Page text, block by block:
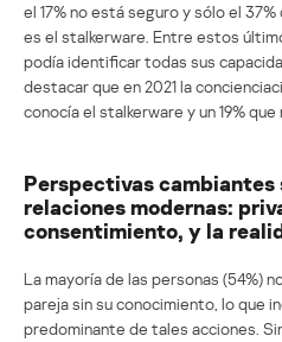
el 17% no está seguro y sólo el
es el stalkerware. Entre estos
podía identificar todas sus
destacar que en 2021 la
conocía el stalkerware y un 19%
Perspectivas cambiantes
relaciones modernas:
consentimiento, y la
La mayoría de las personas (54%)
pareja sin su conocimiento, lo que
predominante de tales acciones.